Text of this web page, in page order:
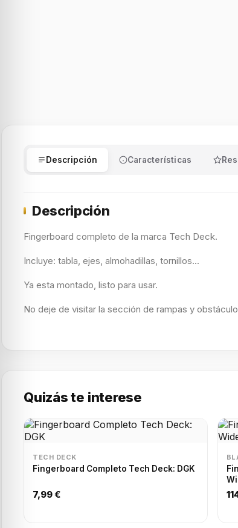
Descripción Características
Descripción
Fingerboard completo de la marca Tech Deck.
Incluye: tabla, ejes, almohadillas, tornillos...
Ya esta montado, listo para usar.
No deje de visitar la sección de rampas y
Quizás te interese
TECH DECK
Fingerboard Completo Tech Deck: DGK
7,99 €